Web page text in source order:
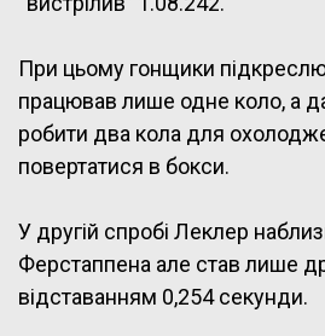
При цьому гонщики
працював лише одне коло, а
робити два кола для
повертатися в бокси.
У другій спробі Леклер
Ферстаппена але став лише
відставанням 0,254 секунди.